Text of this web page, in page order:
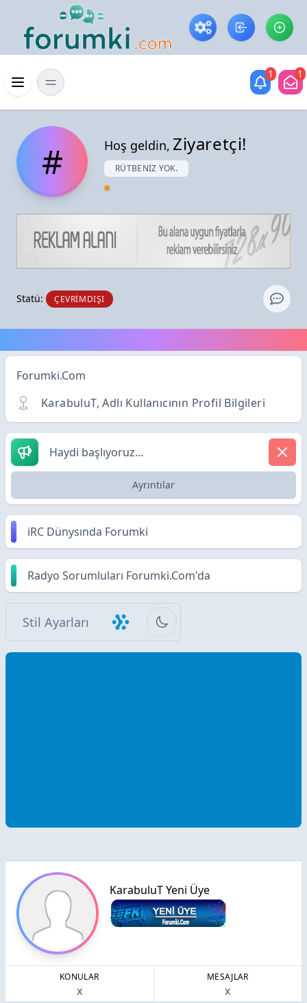
Skip to main content
Menü
1 1
# Hoş geldin, Ziyaretçi!
RÜTBENIZ YOK.
Statü: ÇEVRIMDIŞI
Forumki.Com
KarabuluT, Adlı Kullanıcının Profil Bilgileri
Haydi başlıyoruz...
Ayrıntılar
iRC Dünysında Forumki
Radyo Sorumluları Forumki.Com'da
Stil Ayarları
KarabuluT Yeni Üye
KONULAR
x
MESAJLAR
x